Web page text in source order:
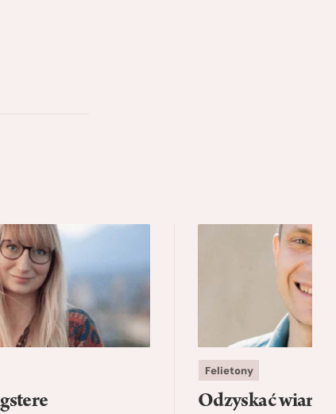
Felietony
Odzyskać wiarę